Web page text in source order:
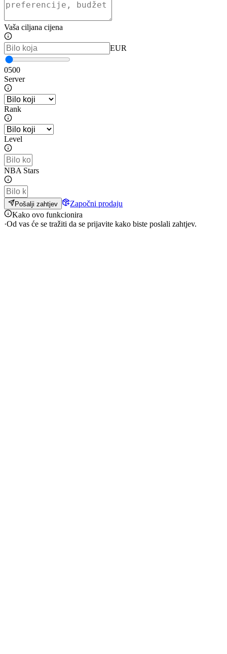
Vaša ciljana cijena
EUR
0500
Server
Rank
Level
NBA Stars
Pošalji zahtjev
Započni prodaju
Kako ovo funkcionira
·Od vas će se tražiti da se prijavite kako biste poslali zahtjev.